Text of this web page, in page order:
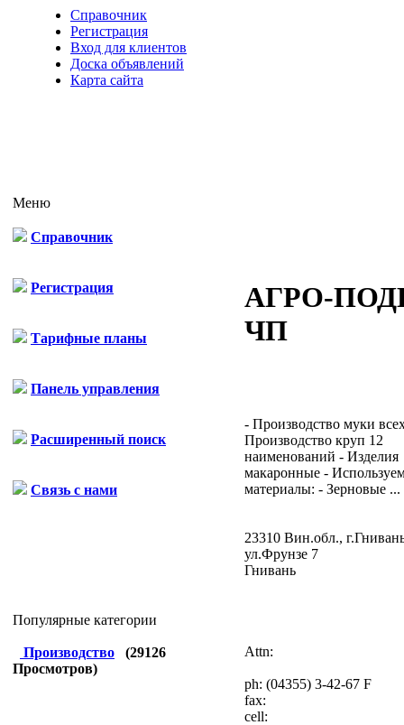
Справочник
Регистрация
Вход для клиентов
Доска объявлений
Карта сайта
Меню
Справочник
Регистрация
Тарифные планы
Панель управления
Расширенный поиск
Связь с нами
Популярные категории
Производство (29126
Просмотров)
АГРО-
ЧП
- Производство муки
Производство круп 12
наименований - Изделия
макаронные -
материалы: - Зерновые ...
23310 Вин.обл.,
ул.Фрунзе 7
Гнивань
Attn:
ph: (04355) 3-42-67 F
fax:
cell: